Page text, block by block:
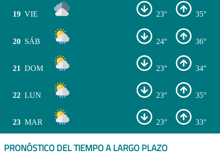
19 VIE 23° 35°
20 SÁB 24° 36°
21 DOM 23° 34°
22 LUN 23° 35°
23 MAR 23° 33°
PRONÓSTICO DEL TIEMPO A LARGO PLAZO